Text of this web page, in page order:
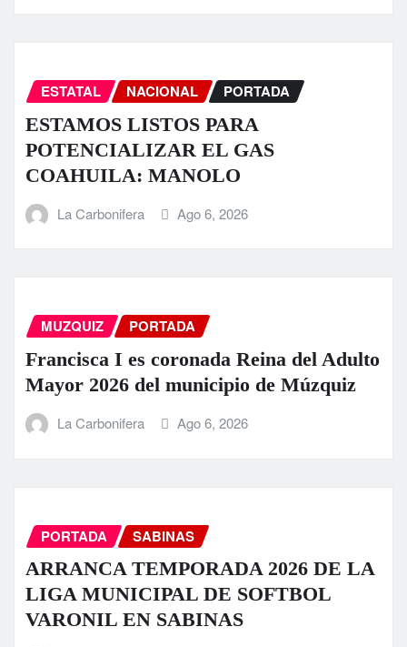
ESTATAL NACIONAL PORTADA
ESTAMOS LISTOS PARA
POTENCIALIZAR EL GAS
COAHUILA: MANOLO
La Carbonifera Ago 6, 2026
MUZQUIZ PORTADA
Francisca I es coronada Reina del Adulto
Mayor 2026 del municipio de Múzquiz
La Carbonifera Ago 6, 2026
PORTADA SABINAS
ARRANCA TEMPORADA 2026 DE LA
LIGA MUNICIPAL DE SOFTBOL
VARONIL EN SABINAS